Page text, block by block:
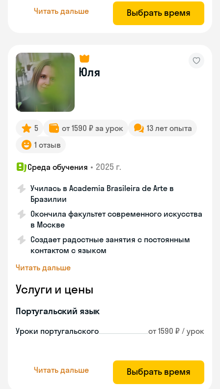
Читать дальше Выбрать время
Юля
5 от 1590 ₽ за урок
13 лет опыта
1 отзыв
Среда обучения • 2025 г.
Училась в Academia Brasileira de Arte в
Бразилии
Окончила факультет современного искусства
в Москве
Создает радостные занятия с постоянным
контактом с языком
Читать дальше
Услуги и цены
Португальский язык
Уроки португальского от 1590 ₽ / урок
Читать дальше Выбрать время